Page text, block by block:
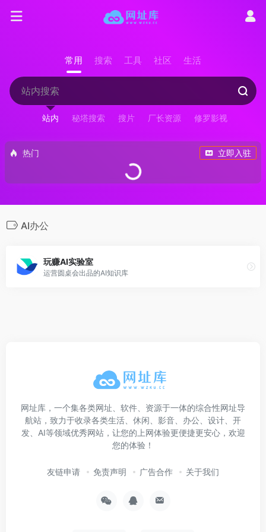
常用 搜索 工具 社区 生活
站内 秘塔搜索 搜片 厂长资源 修罗影视
热门 立即入驻
AI办公
玩赚AI实验室
运营圆桌会出品的AI知识库
网址库，一个集各类网址、软件、资源于一体的综合性网址导
航站，致力于收录各类生活、休闲、影音、办公、设计、开
发、AI等领域优秀网站，让您的上网体验更便捷更安心，欢迎
您的体验！
友链申请 免责声明 广告合作 关于我们